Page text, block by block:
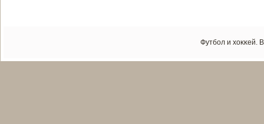
Футбол и хоκκей.